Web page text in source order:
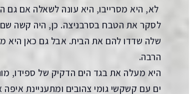
לא, היא מסרייבו, היא עונה לשאלה אם גם
לסקר את הטבח בסרבניצה. כן, היה קשה
שלה שדדו להם את הבית. אבל גם כאן
הרבה.
היא מעלה את בגד הים הדקיק של ספידו,
ים עם קשקשי גומי צהובים ומתעניינת איפה